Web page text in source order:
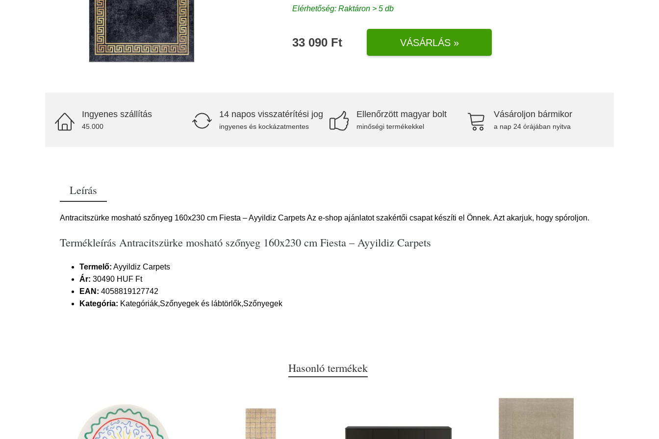
Elérhetőség: Raktáron > 5 db
33 090 Ft VÁSÁRLÁS »
Ingyenes szállítás
45.000
14 napos visszatérítési jog
ingyenes és kockázatmentes
Ellenőrzött magyar bolt
minőségi termékekkel
Vásároljon bármikor
a nap 24 órájában nyitva
Leírás
Antracitszürke mosható szőnyeg 160x230 cm Fiesta – Ayyildiz Carpets Az e-shop ajánlatot szakértői csapat készíti el Önnek. Azt akarjuk, hogy spóroljon.
Termékleírás Antracitszürke mosható szőnyeg 160x230 cm Fiesta – Ayyildiz Carpets
Termelő: Ayyildiz Carpets
Ár: 30490 HUF Ft
EAN: 4058819127742
Kategória: Kategóriák,Szőnyegek és lábtörlők,Szőnyegek
Hasonló termékek